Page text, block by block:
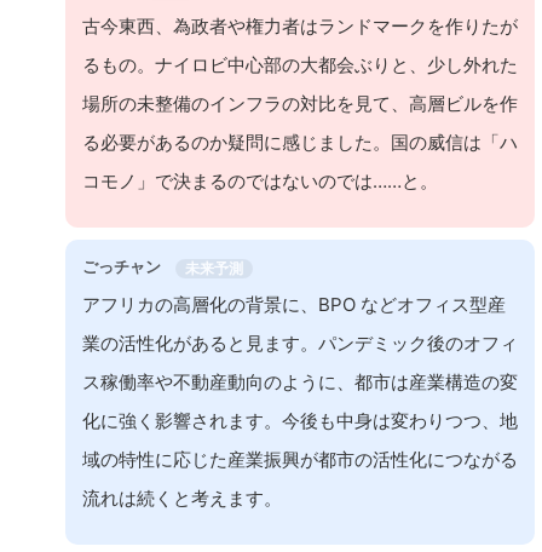
古今東西、為政者や権力者はランドマークを作りたが
るもの。ナイロビ中心部の大都会ぶりと、少し外れた
場所の未整備のインフラの対比を見て、高層ビルを作
る必要があるのか疑問に感じました。国の威信は「ハ
コモノ」で決まるのではないのでは……と。
ごっチャン 未来予測
アフリカの高層化の背景に、BPO などオフィス型産
業の活性化があると見ます。パンデミック後のオフィ
ス稼働率や不動産動向のように、都市は産業構造の変
化に強く影響されます。今後も中身は変わりつつ、地
域の特性に応じた産業振興が都市の活性化につながる
流れは続くと考えます。